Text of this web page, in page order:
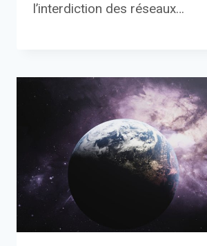
l’interdiction des réseaux…